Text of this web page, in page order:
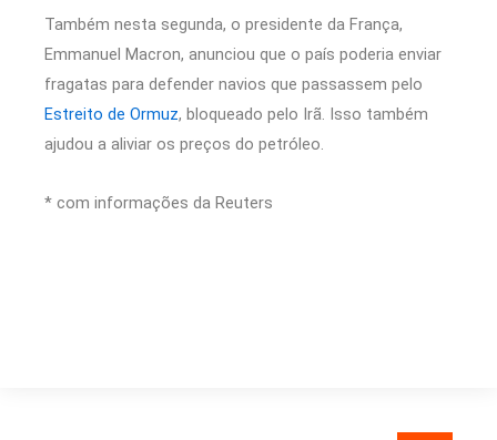
Também nesta segunda, o presidente da França,
Emmanuel Macron, anunciou que o país poderia enviar
fragatas para defender navios que passassem pelo
Estreito de Ormuz, bloqueado pelo Irã. Isso também
ajudou a aliviar os preços do petróleo.
* com informações da Reuters